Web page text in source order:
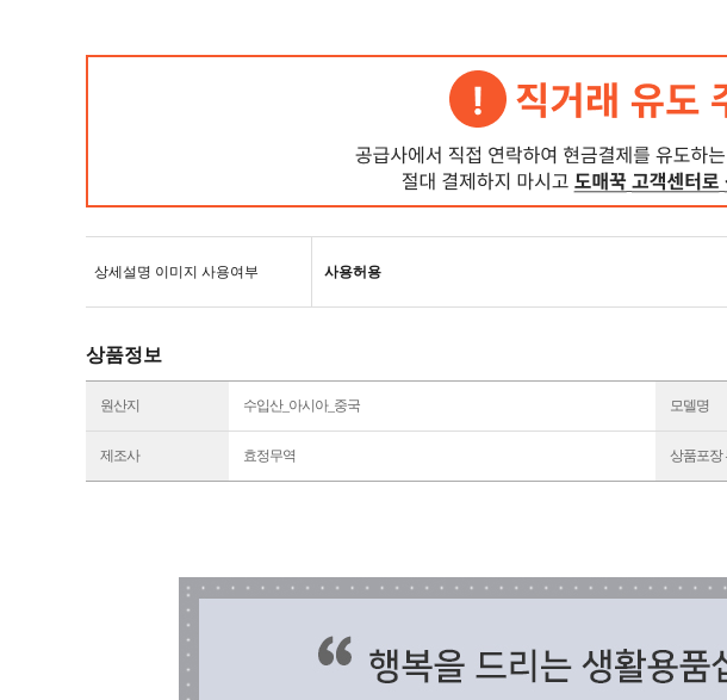
상세설명 이미지 사용여부 사용허용
상품정보
원산지 수입산_아시아_중국 모델명
제조사 효정무역 상품포장